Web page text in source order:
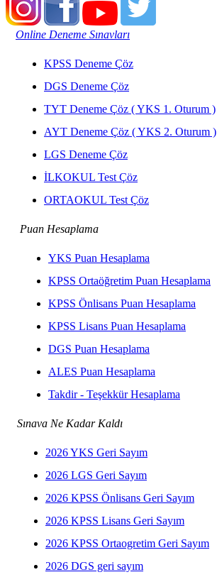
Online Deneme Sınavları
KPSS Deneme Çöz
DGS Deneme Çöz
TYT Deneme Çöz ( YKS 1. Oturum )
AYT Deneme Çöz ( YKS 2. Oturum )
LGS Deneme Çöz
İLKOKUL Test Çöz
ORTAOKUL Test Çöz
Puan Hesaplama
YKS Puan Hesaplama
KPSS Ortaöğretim Puan Hesaplama
KPSS Önlisans Puan Hesaplama
KPSS Lisans Puan Hesaplama
DGS Puan Hesaplama
ALES Puan Hesaplama
Takdir - Teşekkür Hesaplama
Sınava Ne Kadar Kaldı
2026 YKS Geri Sayım
2026 LGS Geri Sayım
2026 KPSS Önlisans Geri Sayım
2026 KPSS Lisans Geri Sayım
2026 KPSS Ortaogretim Geri Sayım
2026 DGS geri sayım